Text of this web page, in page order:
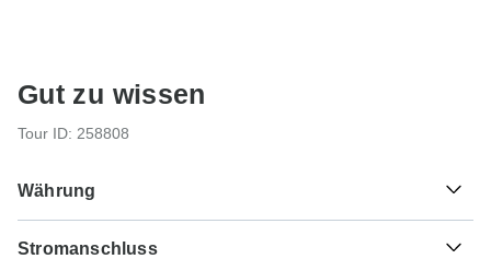
Gut zu wissen
Tour ID: 258808
Währung
Stromanschluss